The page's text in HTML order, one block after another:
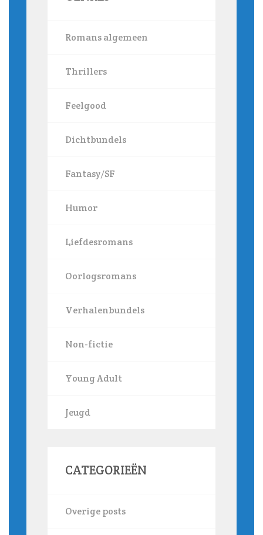
Romans algemeen
Thrillers
Feelgood
Dichtbundels
Fantasy/SF
Humor
Liefdesromans
Oorlogsromans
Verhalenbundels
Non-fictie
Young Adult
Jeugd
CATEGORIEËN
Overige posts